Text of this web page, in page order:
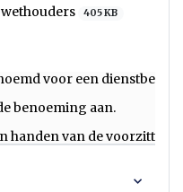
405 KB
voor een
benoeming aan.
handen van de voorzitter